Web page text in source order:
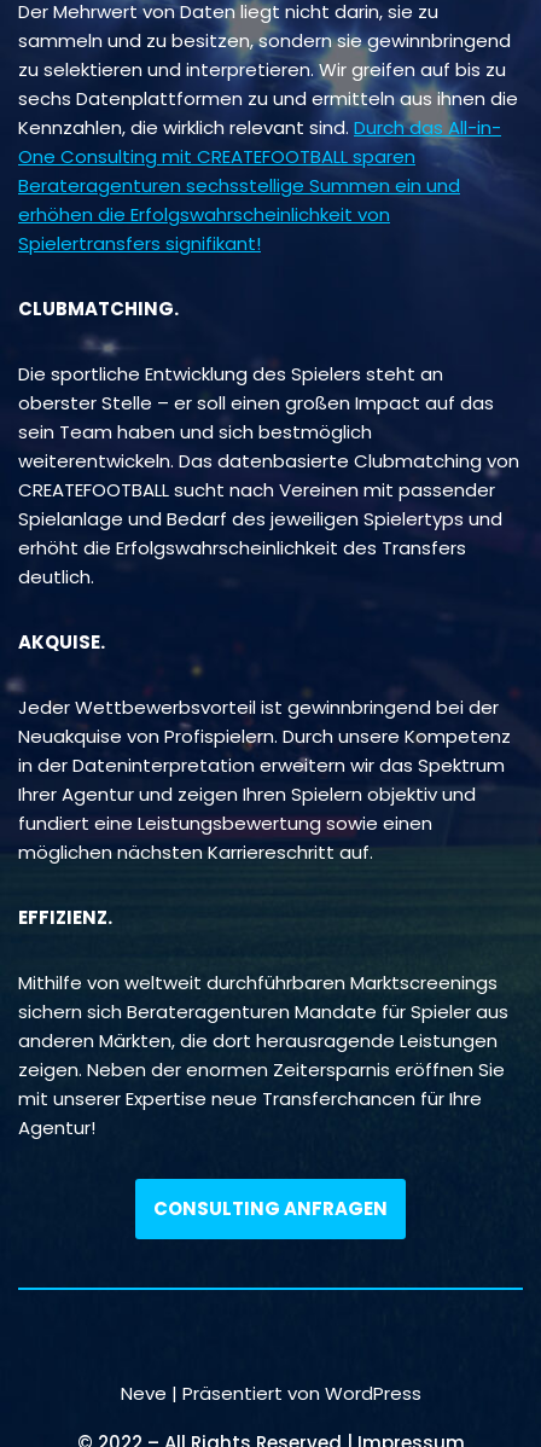
Der Mehrwert von Daten liegt nicht darin, sie zu
sammeln und zu besitzen, sondern sie gewinnbringend
zu selektieren und interpretieren. Wir greifen auf bis zu
sechs Datenplattformen zu und ermitteln aus ihnen die
Kennzahlen, die wirklich relevant sind. Durch das All-in-
One Consulting mit CREATEFOOTBALL sparen
Berateragenturen sechsstellige Summen ein und
erhöhen die Erfolgswahrscheinlichkeit von
Spielertransfers signifikant!
CLUBMATCHING.
Die sportliche Entwicklung des Spielers steht an
oberster Stelle – er soll einen großen Impact auf das
sein Team haben und sich bestmöglich
weiterentwickeln. Das datenbasierte Clubmatching von
CREATEFOOTBALL sucht nach Vereinen mit passender
Spielanlage und Bedarf des jeweiligen Spielertyps und
erhöht die Erfolgswahrscheinlichkeit des Transfers
deutlich.
AKQUISE.
Jeder Wettbewerbsvorteil ist gewinnbringend bei der
Neuakquise von Profispielern. Durch unsere Kompetenz
in der Dateninterpretation erweitern wir das Spektrum
Ihrer Agentur und zeigen Ihren Spielern objektiv und
fundiert eine Leistungsbewertung sowie einen
möglichen nächsten Karriereschritt auf.
EFFIZIENZ.
Mithilfe von weltweit durchführbaren Marktscreenings
sichern sich Berateragenturen Mandate für Spieler aus
anderen Märkten, die dort herausragende Leistungen
zeigen. Neben der enormen Zeitersparnis eröffnen Sie
mit unserer Expertise neue Transferchancen für Ihre
Agentur!
CONSULTING ANFRAGEN
Neve | Präsentiert von WordPress